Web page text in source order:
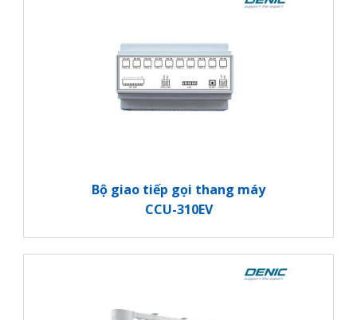
Bộ giao tiếp gọi thang máy
CCU-310EV